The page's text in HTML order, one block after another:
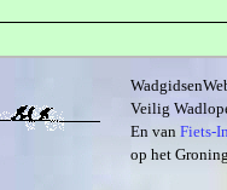
Veilig
En van Fiets-
op het